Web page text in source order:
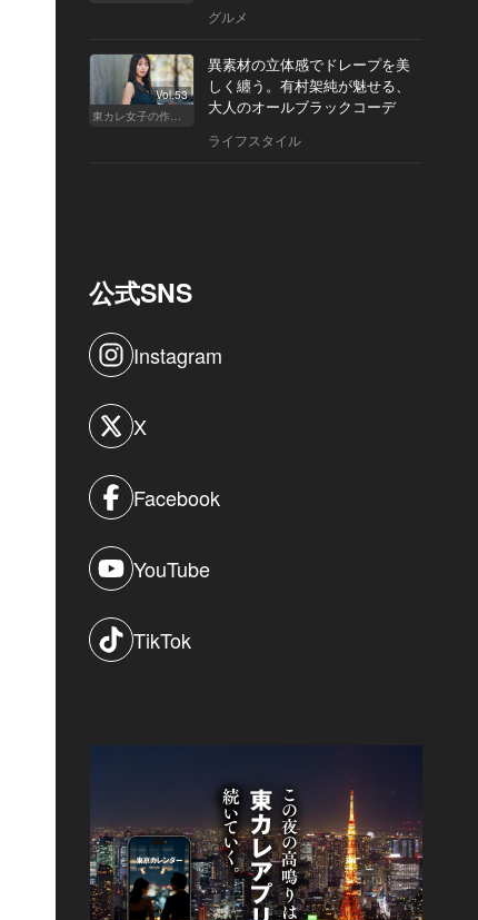
グルメ
Vol.53
東カレ女子の作り方
異素材の立体感でドレープを美
しく纏う。有村架純が魅せる、
大人のオールブラックコーデ
ライフスタイル
公式SNS
Instagram
X
Facebook
YouTube
TikTok